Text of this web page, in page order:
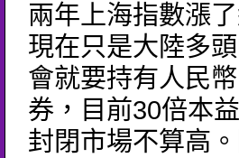
兩年上海指數漲
現在只是大陸多
會就要持有人民
券，目前30倍本
封閉市場不算高